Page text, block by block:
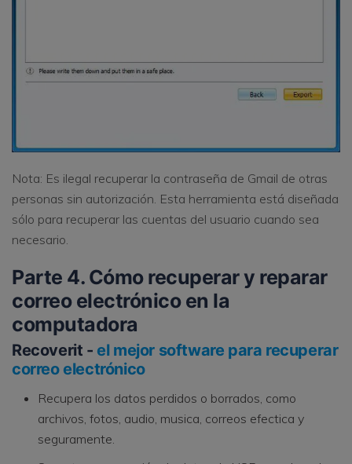
Nota: Es ilegal recuperar la contraseña de Gmail de otras
personas sin autorización. Esta herramienta está diseñada
sólo para recuperar las cuentas del usuario cuando sea
necesario.
Parte 4. Cómo recuperar y reparar
correo electrónico en la
computadora
Recoverit -el mejor software para recuperar
correo electrónico
Recupera los datos perdidos o borrados, como
archivos, fotos, audio, musica, correos efectica y
seguramente.